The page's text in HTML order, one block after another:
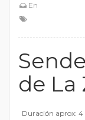
En
de La
Duración aprox: